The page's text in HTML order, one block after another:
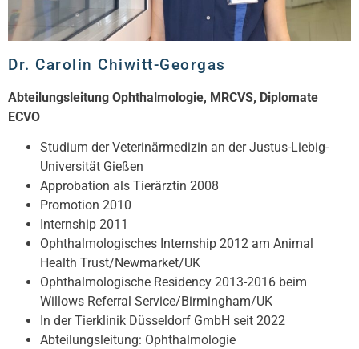
Dr. Carolin Chiwitt-Georgas
Abteilungsleitung Ophthalmologie, MRCVS, Diplomate
ECVO
Studium der Veterinärmedizin an der Justus-Liebig-
Universität Gießen
Approbation als Tierärztin 2008
Promotion 2010
Internship 2011
Ophthalmologisches Internship 2012 am Animal
Health Trust/Newmarket/UK
Ophthalmologische Residency 2013-2016 beim
Willows Referral Service/Birmingham/UK
In der Tierklinik Düsseldorf GmbH seit 2022
Abteilungsleitung: Ophthalmologie